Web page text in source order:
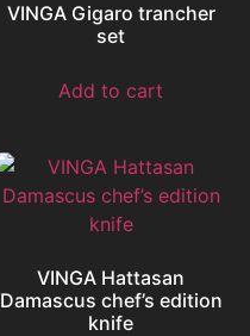
VINGA Gigaro trancher
set
Add to cart
VINGA Hattasan
Damascus chef’s edition
knife